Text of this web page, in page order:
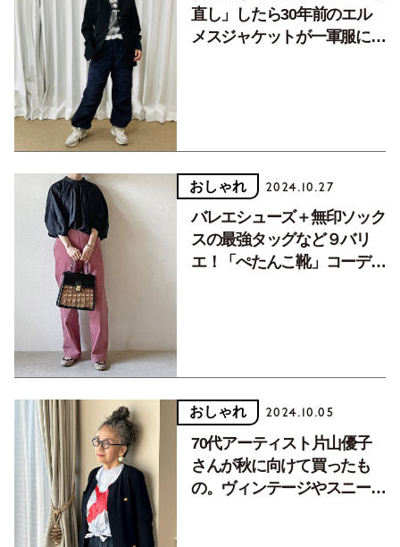
直し」したら30年前のエル
メスジャケットが一軍服に生
おしゃれ 2024.10.27
バレエシューズ＋無印ソック
スの最強タッグなど９バリ
エ！「ぺたんこ靴」コーデ術
おしゃれ 2024.10.05
70代アーティスト片山優子
さんが秋に向けて買ったも
の。ヴィンテージやスニーカ